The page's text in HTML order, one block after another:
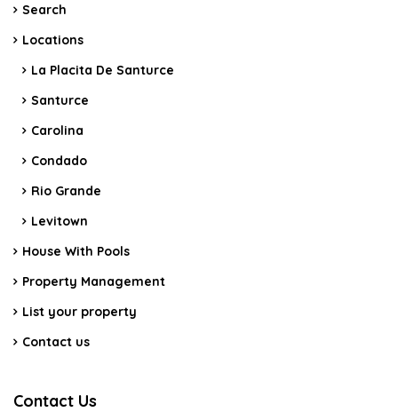
Search
Locations
La Placita De Santurce
Santurce
Carolina
Condado
Rio Grande
Levitown
House With Pools
Property Management
List your property
Contact us
Contact Us